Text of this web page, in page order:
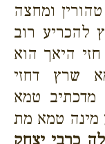
ומחצה
להכריע רוב
היאך הוא
שרץ דחזי
מדכתיב טמא
מינה טמא מת